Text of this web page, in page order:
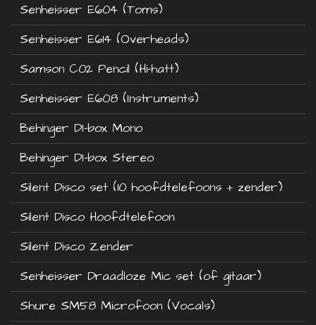
Senheisser E604 (Toms)
Senheisser E614 (Overheads)
Samson C02 Pencil (Hi-hatt)
Senheisser E608 (Instruments)
Behinger DI-box Mono
Behinger DI-box Stereo
Silent Disco set (10 hoofdtelefoons + zender)
Silent Disco Hoofdtelefoon
Silent Disco Zender
Senheisser Draadloze Mic set (of gitaar)
Shure SM58 Microfoon (Vocals)